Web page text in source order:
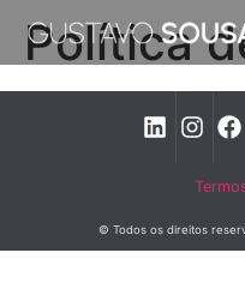
Política
© Todos os direitos